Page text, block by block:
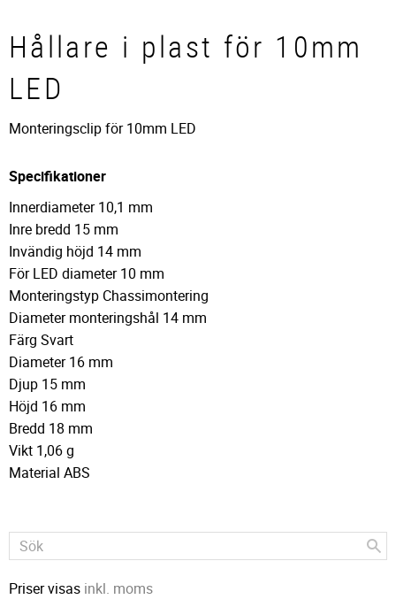
Hållare i plast för 10mm
LED
Monteringsclip för 10mm LED
Specifikationer
Innerdiameter 10,1 mm
Inre bredd 15 mm
Invändig höjd 14 mm
För LED diameter 10 mm
Monteringstyp Chassimontering
Diameter monteringshål 14 mm
Färg Svart
Diameter 16 mm
Djup 15 mm
Höjd 16 mm
Bredd 18 mm
Vikt 1,06 g
Material ABS
Priser visas inkl. moms